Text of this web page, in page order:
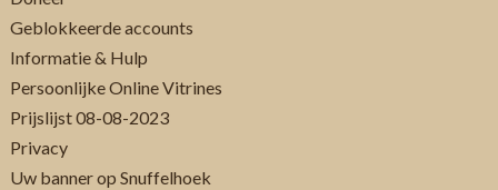
Geblokkeerde accounts
Informatie & Hulp
Persoonlijke Online Vitrines
Prijslijst 08-08-2023
Privacy
Uw banner op Snuffelhoek